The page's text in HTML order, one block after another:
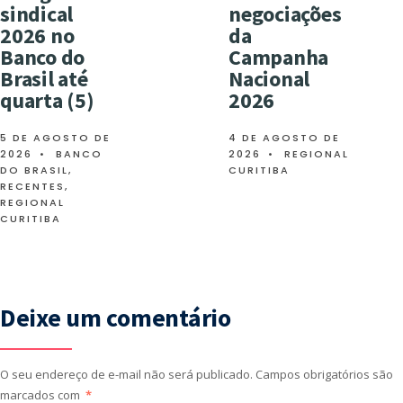
sindical
2026 no
Banco do
Brasil até
quarta (5)
5 DE AGOSTO DE
2026
•
BANCO
DO BRASIL,
RECENTES,
REGIONAL
CURITIBA
negociações
da
Campanha
Nacional
2026
4 DE AGOSTO DE
2026
•
REGIONAL
CURITIBA
Deixe um comentário
O seu endereço de e-mail não será publicado. Campos obrigatórios são
marcados com *